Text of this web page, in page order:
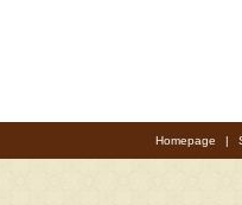
Homepage |